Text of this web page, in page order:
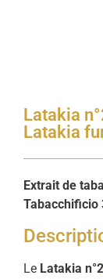
Latakia
Latakia
Extrait de
Tabacchificio
Le Latakia n°2